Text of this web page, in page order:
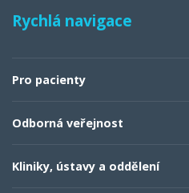
Rychlá navigace
Pro pacienty
Odborná veřejnost
Kliniky, ústavy a oddělení